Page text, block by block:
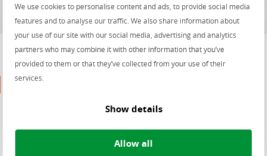
We use cookies to personalise content and ads, to provide social media
features and to analyse our traffic. We also share information about
your use of our site with our social media, advertising and analytics
partners who may combine it with other information that you’ve
provided to them or that they’ve collected from your use of their
services.
Show details
Allow all